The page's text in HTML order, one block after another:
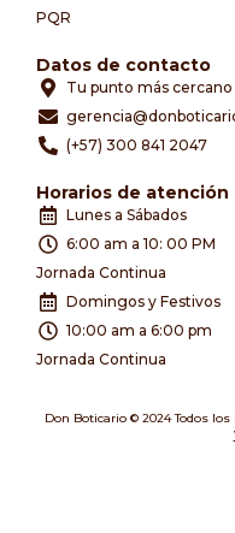
PQR
Datos de contacto
Tu punto más cercano
(+57) 300 841 2047
Horarios de atención
Lunes a Sábados
6:00 am a 10: 00 PM
Jornada Continua
Domingos y Festivos
10:00 am a 6:00 pm
Jornada Continua
Don Boticario © 2024 Todos